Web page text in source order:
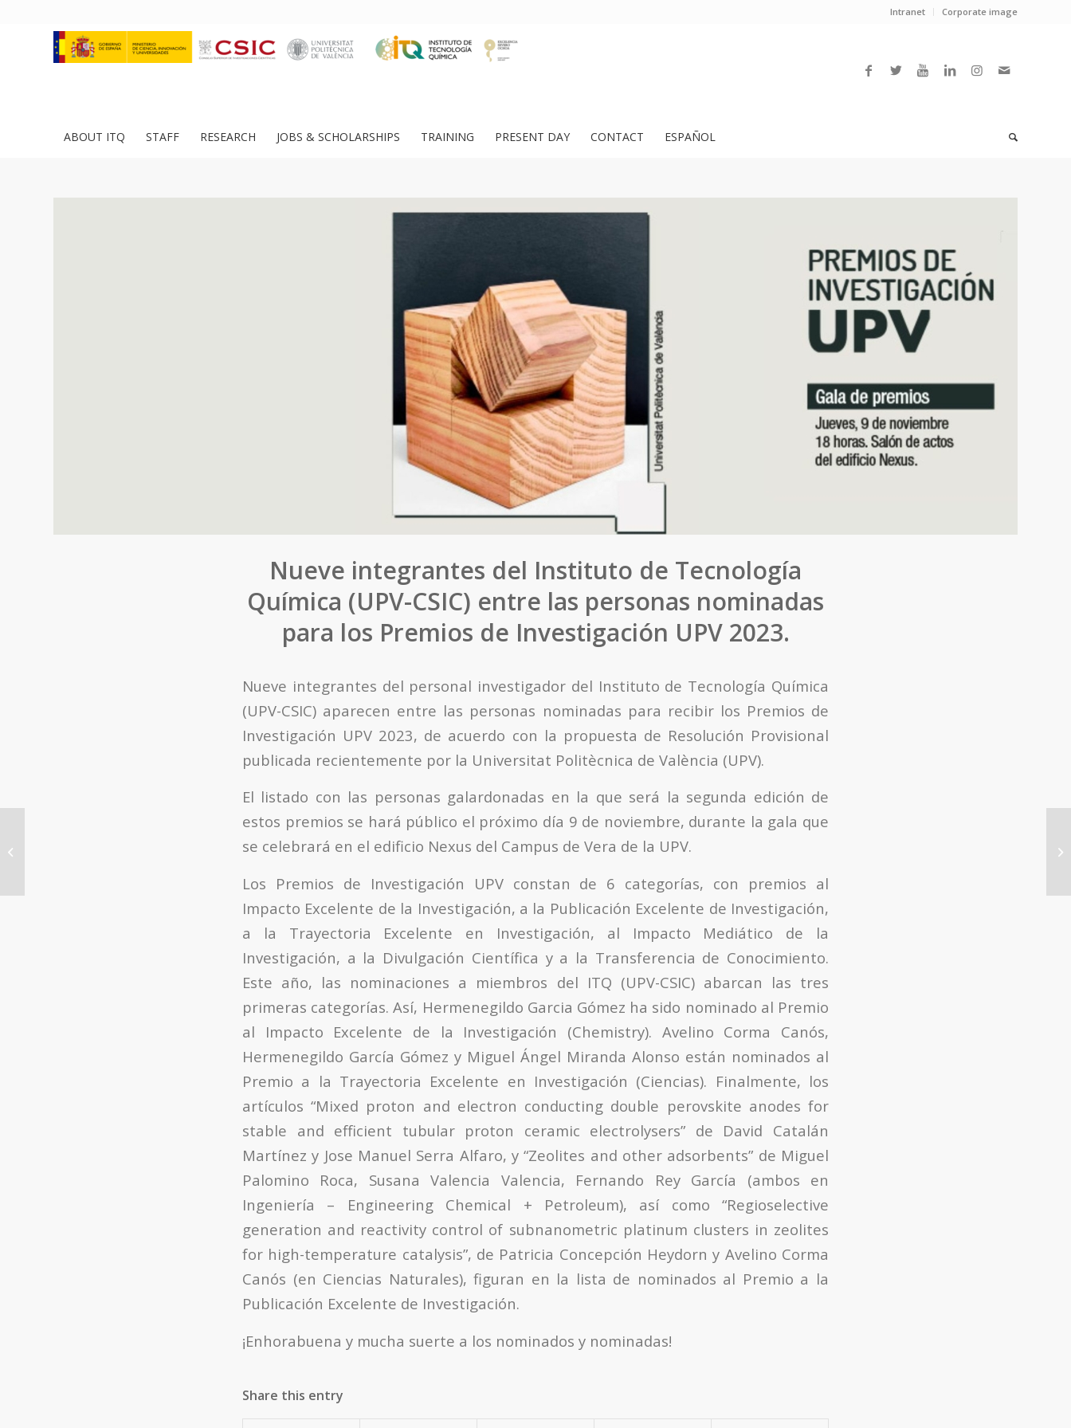
Intranet Corporate image
ABOUT ITQ STAFF RESEARCH JOBS & SCHOLARSHIPS TRAINING PRESENT DAY CONTACT ESPAÑOL
Nueve integrantes del Instituto de Tecnología
Química (UPV-CSIC) entre las personas nominadas
para los Premios de Investigación UPV 2023.
Nueve integrantes del personal investigador del Instituto de Tecnología Química
(UPV-CSIC) aparecen entre las personas nominadas para recibir los Premios de
Investigación UPV 2023, de acuerdo con la propuesta de Resolución Provisional
publicada recientemente por la Universitat Politècnica de València (UPV).
El listado con las personas galardonadas en la que será la segunda edición de
estos premios se hará público el próximo día 9 de noviembre, durante la gala que
se celebrará en el edificio Nexus del Campus de Vera de la UPV.
Los Premios de Investigación UPV constan de 6 categorías, con premios al
Impacto Excelente de la Investigación, a la Publicación Excelente de Investigación,
a la Trayectoria Excelente en Investigación, al Impacto Mediático de la
Investigación, a la Divulgación Científica y a la Transferencia de Conocimiento.
Este año, las nominaciones a miembros del ITQ (UPV-CSIC) abarcan las tres
primeras categorías. Así, Hermenegildo Garcia Gómez ha sido nominado al Premio
al Impacto Excelente de la Investigación (Chemistry). Avelino Corma Canós,
Hermenegildo García Gómez y Miguel Ángel Miranda Alonso están nominados al
Premio a la Trayectoria Excelente en Investigación (Ciencias). Finalmente, los
artículos “Mixed proton and electron conducting double perovskite anodes for
stable and efficient tubular proton ceramic electrolysers” de David Catalán
Martínez y Jose Manuel Serra Alfaro, y “Zeolites and other adsorbents” de Miguel
Palomino Roca, Susana Valencia Valencia, Fernando Rey García (ambos en
Ingeniería – Engineering Chemical + Petroleum), así como “Regioselective
generation and reactivity control of subnanometric platinum clusters in zeolites
for high-temperature catalysis”, de Patricia Concepción Heydorn y Avelino Corma
Canós (en Ciencias Naturales), figuran en la lista de nominados al Premio a la
Publicación Excelente de Investigación.
¡Enhorabuena y mucha suerte a los nominados y nominadas!
Share this entry